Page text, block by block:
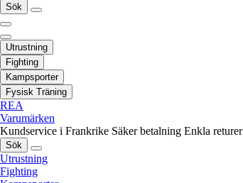
Sök
Utrustning
Fighting
Kampsporter
Fysisk Träning
REA
Varumärken
Kundservice i Frankrike Säker betalning Enkla returer
Sök
Utrustning
Fighting